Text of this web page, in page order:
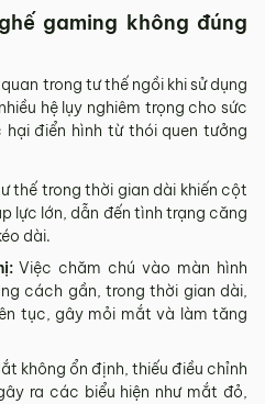
gaming không đúng
trong tư thế ngồi khi sử dụng
hệ lụy nghiêm trọng cho sức
hại điển hình từ thói quen tưởng
thế trong thời gian dài khiến cột
lực lớn, dẫn đến tình trạng căng
dài.
Việc chăm chú vào màn hình
cách gần, trong thời gian dài,
tục, gây mỏi mắt và làm tăng
không ổn định, thiếu điều chỉnh
ra các biểu hiện như mắt đỏ,